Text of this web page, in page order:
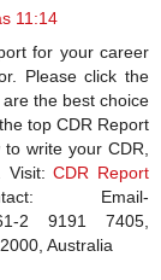
11:14
for your career
Please click the
the best choice
top CDR Report
write your CDR,
Visit:CDR Report
Email-
2 9191 7405,
Australia